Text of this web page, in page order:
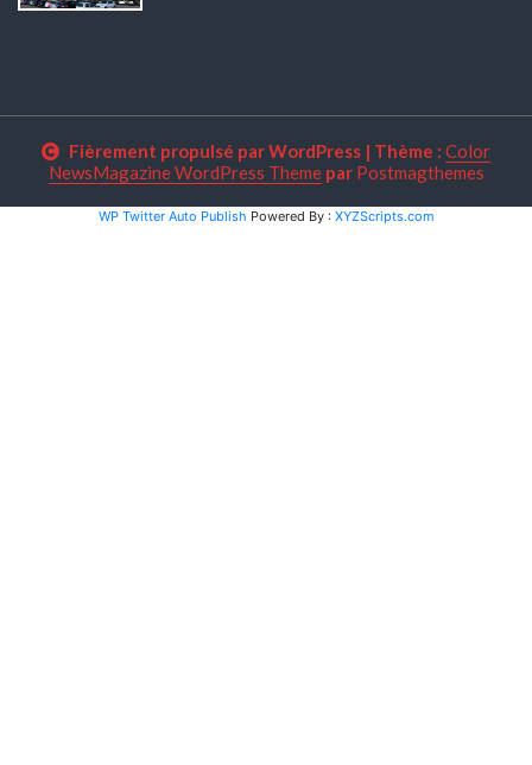
Fièrement propulsé par WordPress | Thème : Color
NewsMagazine WordPress Themepar Postmagthemes
WP Twitter Auto Publish Powered By : XYZScripts.com